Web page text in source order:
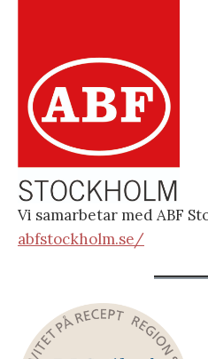
Vi samarbetar med ABF
abfstockholm.se/